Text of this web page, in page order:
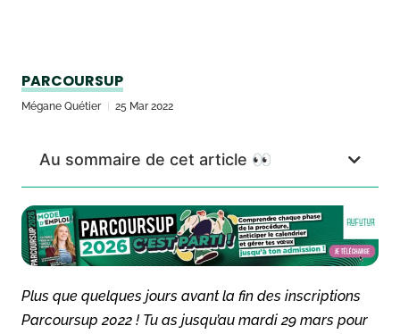
PARCOURSUP
Mégane Quétier 25 Mar 2022
Au sommaire de cet article 👀
Plus que quelques jours avant la fin des inscriptions
Parcoursup 2022 ! Tu as jusqu’au mardi 29 mars pour